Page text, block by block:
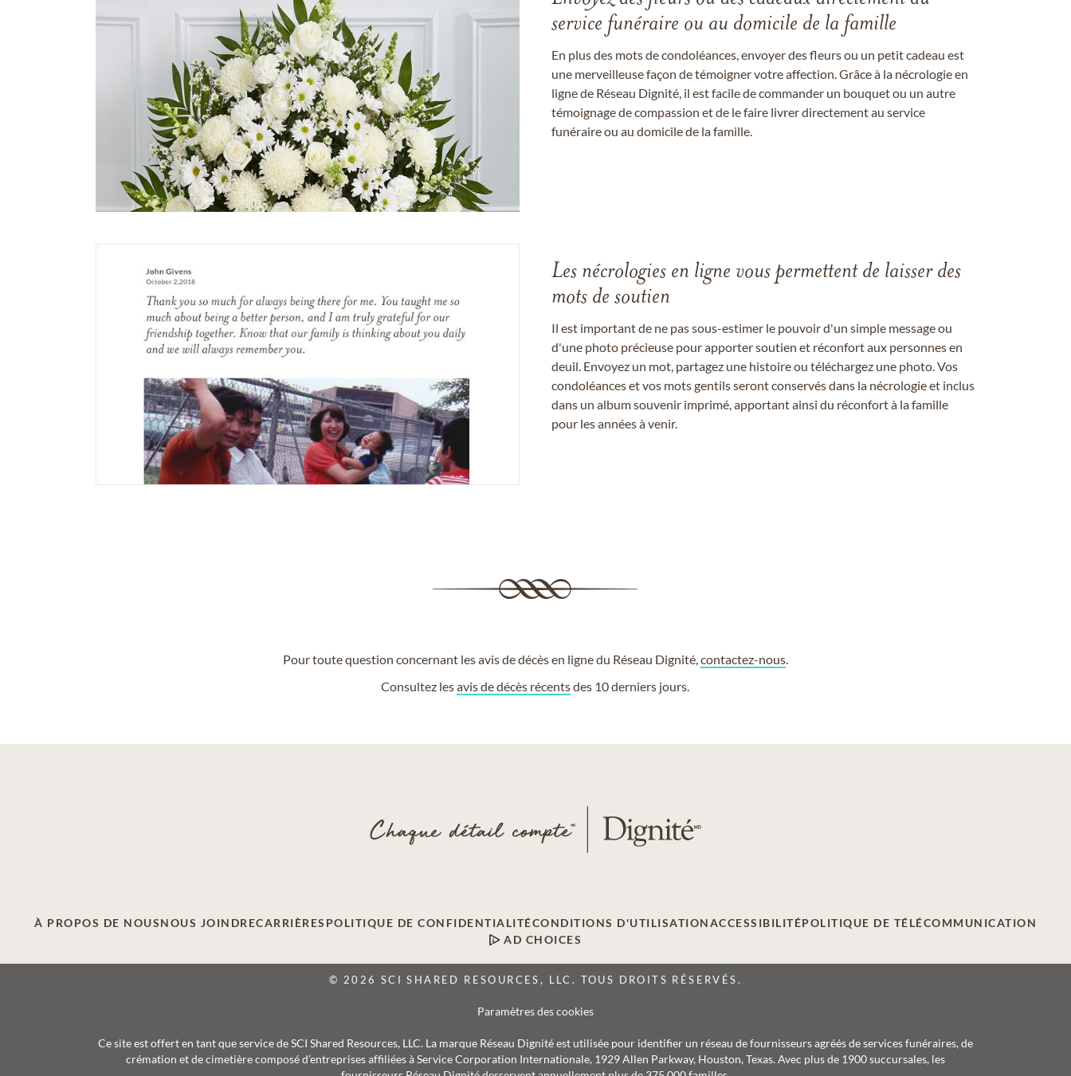
service funéraire ou au domicile de la famille
En plus des mots de condoléances, envoyer des fleurs ou un petit cadeau est
une merveilleuse façon de témoigner votre affection. Grâce à la nécrologie en
ligne de Réseau Dignité, il est facile de commander un bouquet ou un autre
témoignage de compassion et de le faire livrer directement au service
funéraire ou au domicile de la famille.
Les nécrologies en ligne vous permettent de laisser des
mots de soutien
Il est important de ne pas sous-estimer le pouvoir d'un simple message ou
d'une photo précieuse pour apporter soutien et réconfort aux personnes en
deuil. Envoyez un mot, partagez une histoire ou téléchargez une photo. Vos
condoléances et vos mots gentils seront conservés dans la nécrologie et inclus
dans un album souvenir imprimé, apportant ainsi du réconfort à la famille
pour les années à venir.
Pour toute question concernant les avis de décès en ligne du Réseau Dignité,contactez-nous.
Consultez lesavis de décès récentsdes 10 derniers jours.
À PROPOS DE NOUSNOUS JOINDRECARRIÈRES POLITIQUE DE CONFIDENTIALITÉCONDITIONS D'UTILISATIONACCESSIBILITÉPOLITIQUE DE TÉLÉCOMMUNICATION
AD CHOICES
© 2026 SCI SHARED RESOURCES, LLC. TOUS DROITS RÉSERVÉS.
Paramètres des cookies
Ce site est offert en tant que service de SCI Shared Resources, LLC. La marque Réseau Dignité est utilisée pour identifier un réseau de fournisseurs agréés de services funéraires, de
crémation et de cimetière composé d’entreprises affiliées à Service Corporation Internationale, 1929 Allen Parkway, Houston, Texas. Avec plus de 1900 succursales, les